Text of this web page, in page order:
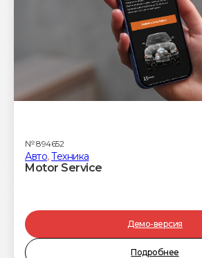
№894652
Авто,Техника
Motor Service
Демо-версия
Подробнее